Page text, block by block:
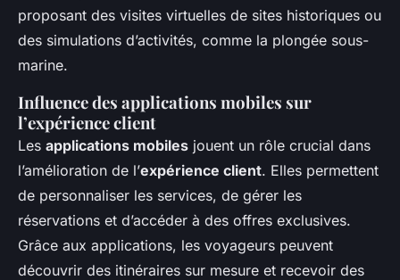
proposant des visites virtuelles de sites historiques ou
des simulations d’activités, comme la plongée sous-
marine.
Influence des applications mobiles sur
l’expérience client
Les applications mobiles jouent un rôle crucial dans
l’amélioration de l’expérience client. Elles permettent
de personnaliser les services, de gérer les
réservations et d’accéder à des offres exclusives.
Grâce aux applications, les voyageurs peuvent
découvrir des itinéraires sur mesure et recevoir des